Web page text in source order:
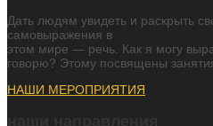
Дать людям увидеть и раскрыть
самовыражения в
этом мире — речь. Как я могу
говорю? Этому посвящены
НАШИ МЕРОПРИЯТИЯ